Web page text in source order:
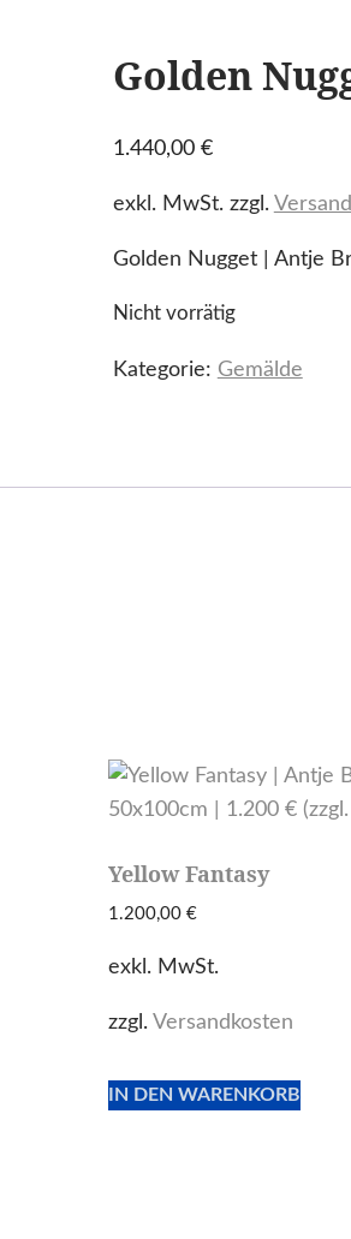
Golden
1.440,00 €
exkl. MwSt. zzgl.
Golden Nugget | Antje
Nicht vorrätig
Kategorie: Gemälde
Yellow Fantasy
1.200,00 €
exkl. MwSt.
zzgl. Versandkosten
IN DEN WARENKORB